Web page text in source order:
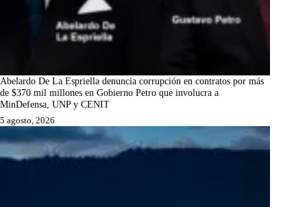
Abelardo De La Espriella denuncia corrupción en contratos por más
de $370 mil millones en Gobierno Petro que involucra a
MinDefensa, UNP y CENIT
5 agosto, 2026